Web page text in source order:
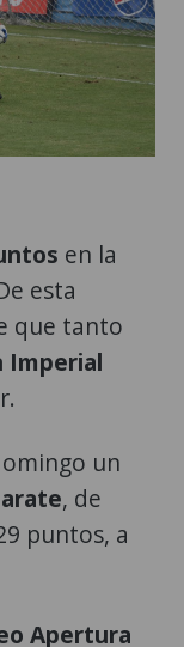
en la
esta
que tanto
Imperial
un
, de
puntos, a
Apertura